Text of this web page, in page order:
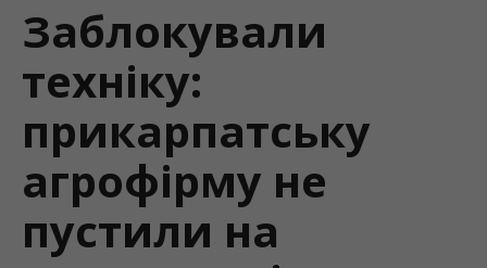
Заблокували
техніку:
прикарпатську
агрофірму не
пустили на